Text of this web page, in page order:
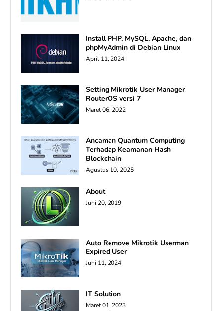
Install PHP, MySQL, Apache, dan
phpMyAdmin di Debian Linux
April 11, 2024
Setting Mikrotik User Manager
RouterOS versi 7
Maret 06, 2022
Ancaman Quantum Computing
Terhadap Keamanan Hash
Blockchain
Agustus 10, 2025
About
Juni 20, 2019
Auto Remove Mikrotik Userman
Expired User
Juni 11, 2024
IT Solution
Maret 01, 2023